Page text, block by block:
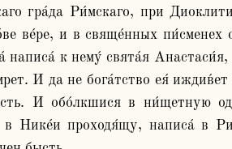
ве́ре, и в свяще́нных
к нему́ свята́я
И да не бога́тство ея́
И обо́лкшися в ни́щетную
Нике́и проходя́щу, написа́ в